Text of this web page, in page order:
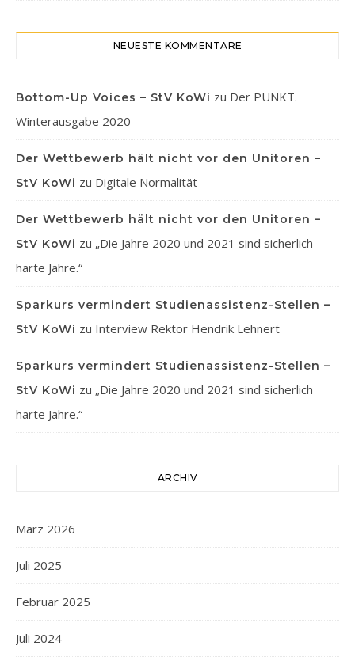
NEUESTE KOMMENTARE
Bottom-Up Voices – StV KoWi zu Der PUNKT.
Winterausgabe 2020
Der Wettbewerb hält nicht vor den Unitoren –
StV KoWi zu Digitale Normalität
Der Wettbewerb hält nicht vor den Unitoren –
StV KoWi zu „Die Jahre 2020 und 2021 sind sicherlich
harte Jahre.“
Sparkurs vermindert Studienassistenz-Stellen –
StV KoWi zu Interview Rektor Hendrik Lehnert
Sparkurs vermindert Studienassistenz-Stellen –
StV KoWi zu „Die Jahre 2020 und 2021 sind sicherlich
harte Jahre.“
ARCHIV
März 2026
Juli 2025
Februar 2025
Juli 2024